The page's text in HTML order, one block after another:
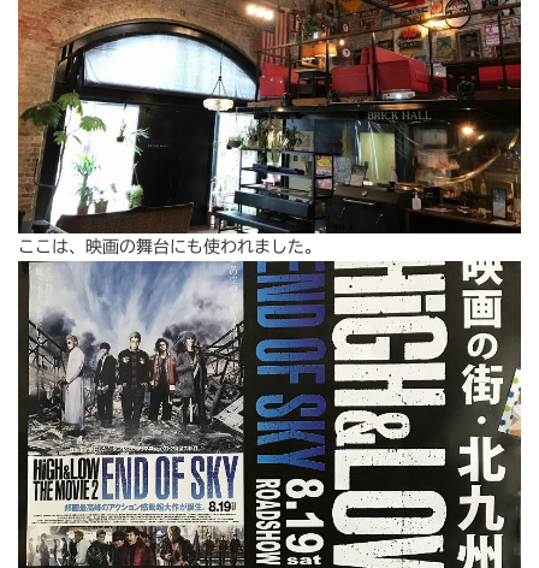
ここは、映画の舞台にも使われました。